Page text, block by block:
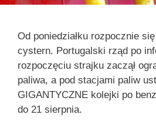
Od poniedziałku rozpocznie
cystern. Portugalski rząd po
rozpoczęciu strajku zaczął
paliwa, a pod stacjami paliw
GIGANTYCZNE kolejki po
do 21 sierpnia.